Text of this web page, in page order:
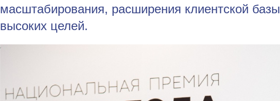
масштабирования, расширения клиентской
высоких целей.